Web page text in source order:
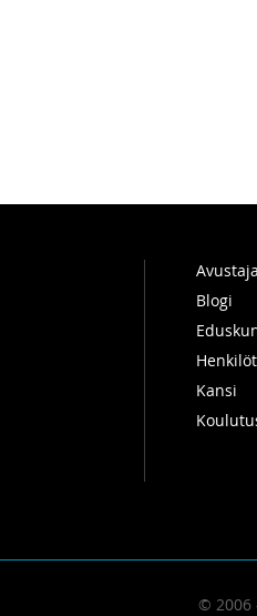
Avustaja
Blogi
Kansi
© 2006